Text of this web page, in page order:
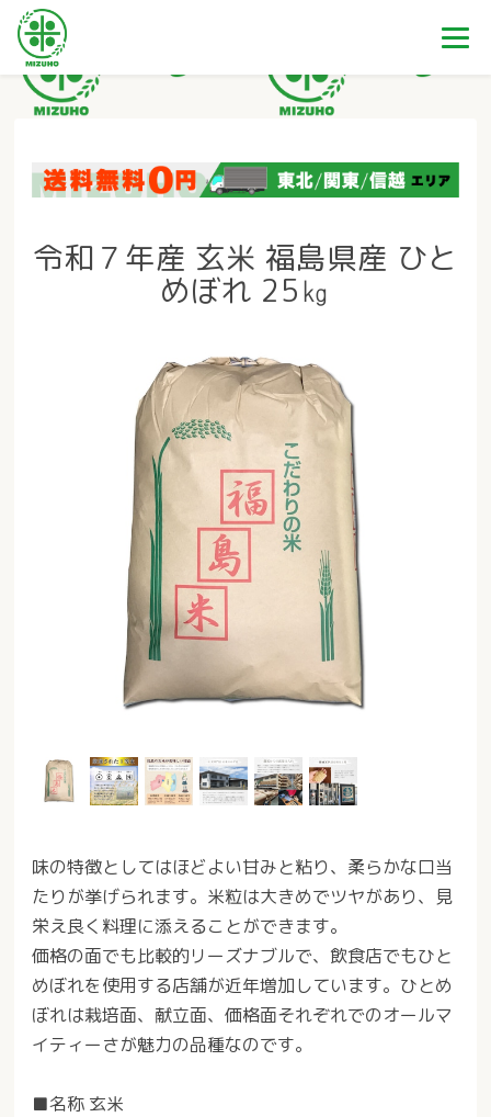
令和７年産 玄米 福島県産 ひと
めぼれ 25㎏
味の特徴としてはほどよい甘みと粘り、柔らかな口当
たりが挙げられます。米粒は大きめでツヤがあり、見
栄え良く料理に添えることができます。
価格の面でも比較的リーズナブルで、飲食店でもひと
めぼれを使用する店舗が近年増加しています。ひとめ
ぼれは栽培面、献立面、価格面それぞれでのオールマ
イティーさが魅力の品種なのです。
■名称 玄米